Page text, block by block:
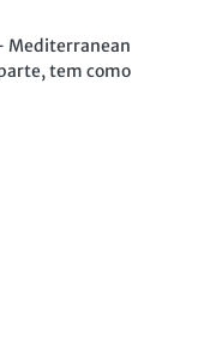
Mediterranean
tem como